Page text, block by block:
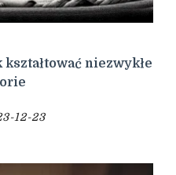
niezwykłe
12-23